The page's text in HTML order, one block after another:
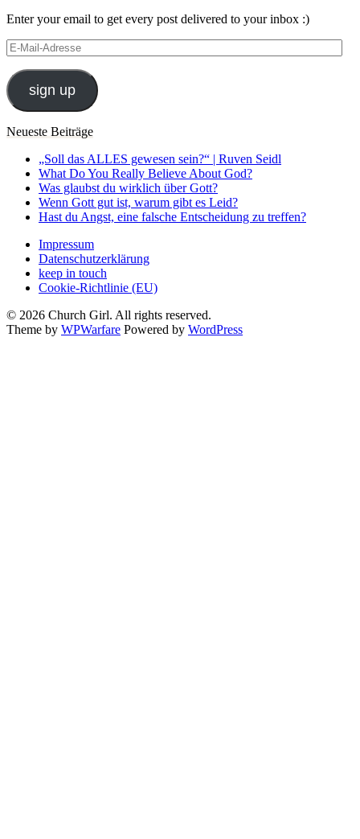
Enter your email to get every post delivered to your inbox :)
E-
Mail-
Adresse
sign up
Neueste Beiträge
„Soll das ALLES gewesen sein?“ | Ruven Seidl
What Do You Really Believe About God?
Was glaubst du wirklich über Gott?
Wenn Gott gut ist, warum gibt es Leid?
Hast du Angst, eine falsche Entscheidung zu treffen?
Impressum
Datenschutzerklärung
keep in touch
Cookie-Richtlinie (EU)
© 2026 Church Girl. All rights reserved.
Theme by WPWarfare Powered by WordPress